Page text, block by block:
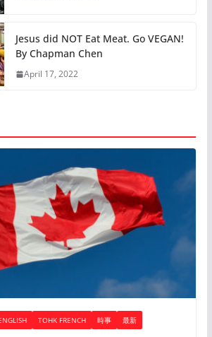
Jesus did NOT Eat Meat. Go VEGAN!
By Chapman Chen
April 17, 2022
TOHK FRENCH 時事 最新